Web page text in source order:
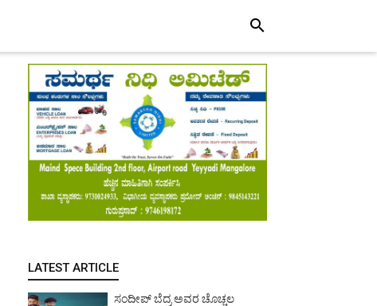
search
LATEST ARTICLE
ಸಂದೀಪ್ ಬೆದ್ರ ಅವರ ಚೊಚ್ಚಲ